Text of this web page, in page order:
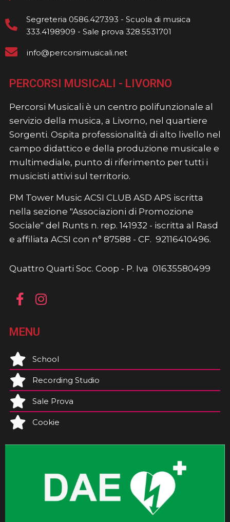
Segreteria 0586.427393 - Scuola di musica
333.4198909 - Sale prova 328.5531701
info@percorsimusicali.net
PERCORSI MUSICALI - LIVORNO
Percorsi Musicali è un centro polifunzionale al
servizio della musica, a Livorno, nel quartiere
Sorgenti. Ospita professionalità di alto livello nel
campo didattico e della produzione musicale e
multimediale, punto di riferimento per tutti i
musicisti attivi sul territorio.
PM Tower Music ACSI CLUB ASD APS iscritta
nella sezione "Associazioni di Promozione
Sociale" del Runts n. rep. 141932 - iscritta al Rasd
e affiliata ACSI con n° 87588 - CF. 92116410496.
Quattro Quarti Soc. Coop - P. Iva 01635580499
MENU
School
Recording Studio
Sale Prova
Cookie